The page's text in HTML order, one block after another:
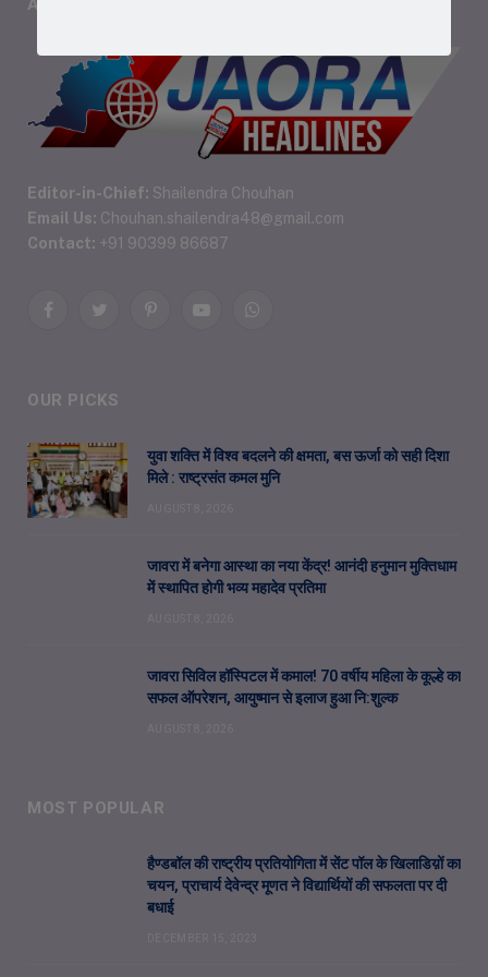
ABOUT US
Editor-in-Chief: Shailendra Chouhan
Email Us: Chouhan.shailendra48@gmail.com
Contact: +91 90399 86687
FacebookTwitterPinterestYouTubeWhatsApp
OUR PICKS
युवा शक्ति में विश्व बदलने की क्षमता, बस ऊर्जा को सही दिशा
मिले : राष्ट्रसंत कमल मुनि
जावरा में बनेगा आस्था का नया केंद्र! आनंदी हनुमान मुक्तिधाम
में स्थापित होगी भव्य महादेव प्रतिमा
जावरा सिविल हॉस्पिटल में कमाल! 70 वर्षीय महिला के कूल्हे का
सफल ऑपरेशन, आयुष्मान से इलाज हुआ नि:शुल्क
MOST POPULAR
हैण्डबॉल की राष्ट्रीय प्रतियोगिता में सेंट पॉल के खिलाडिय़ों का
चयन, प्राचार्य देवेन्द्र मूणत ने विद्यार्थियों की सफलता पर दी
बधाई